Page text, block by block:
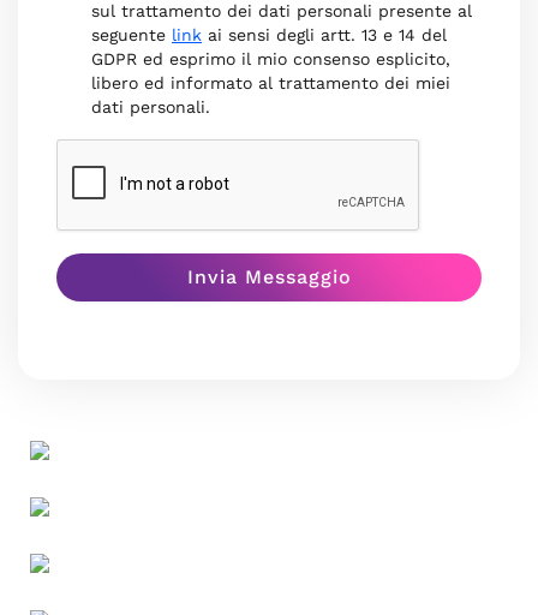
sul trattamento dei dati personali presente al
seguente link ai sensi degli artt. 13 e 14 del
GDPR ed esprimo il mio consenso esplicito,
libero ed informato al trattamento dei miei
dati personali.